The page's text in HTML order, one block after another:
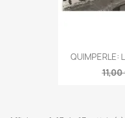
QUIMPERLE:
11,00